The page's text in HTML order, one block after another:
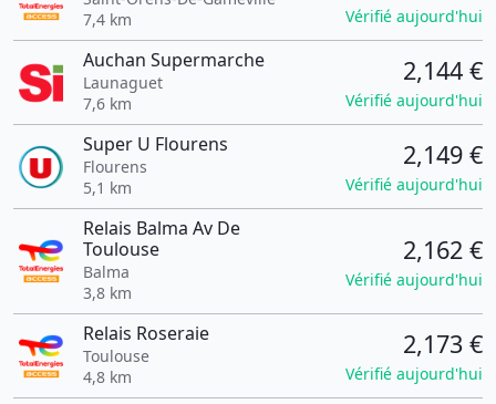
7,4 km
Vérifié aujourd'hui
Auchan Supermarche
Launaguet
7,6 km
2,144 €
Vérifié aujourd'hui
Super U Flourens
Flourens
5,1 km
2,149 €
Vérifié aujourd'hui
Relais Balma Av De
Toulouse
Balma
3,8 km
2,162 €
Vérifié aujourd'hui
Relais Roseraie
Toulouse
4,8 km
2,173 €
Vérifié aujourd'hui